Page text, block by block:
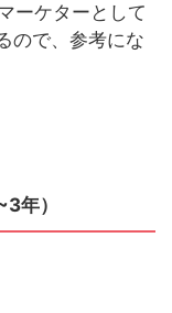
ーケターとして
ので、参考にな
年）